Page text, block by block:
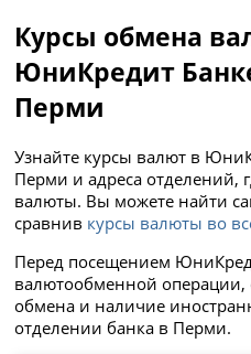
Курсы обмена
ЮниКредит
Перми
Узнайте курсы валют в
Перми и адреса отделений,
валюты. Вы можете найти
сравнив курсы валюты во
Перед посещением
валютообменной операции,
обмена и наличие
отделении банка в Перми.